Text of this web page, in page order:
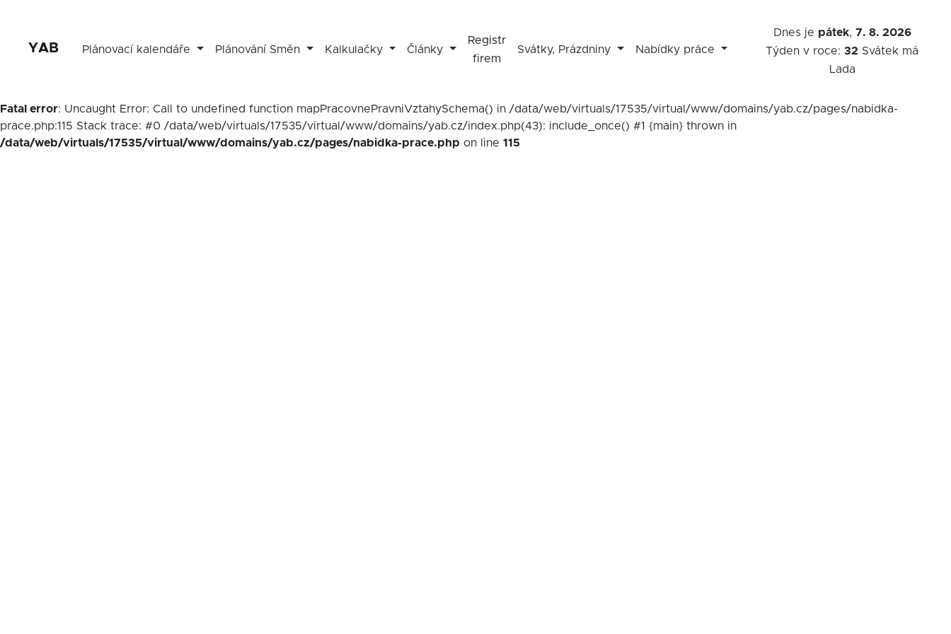
YAB Plánovací kalendáře Plánování Směn Kalkulačky Články
Registr
firem
Svátky, Prázdniny Nabídky práce
Dnes je pátek, 7. 8. 2026
Týden v roce:32 Svátek má
Lada
Fatal error: Uncaught Error: Call to undefined function mapPracovnePravniVztahySchema() in /data/web/virtuals/17535/virtual/www/domains/yab.cz/pages/nabidka-
prace.php:115 Stack trace: #0 /data/web/virtuals/17535/virtual/www/domains/yab.cz/index.php(43): include_once() #1 {main} thrown in
/data/web/virtuals/17535/virtual/www/domains/yab.cz/pages/nabidka-prace.php on line 115